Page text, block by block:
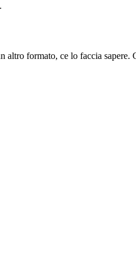
formato, ce lo faccia